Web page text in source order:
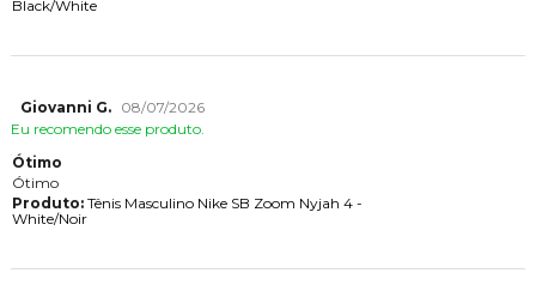
Black/White
Giovanni G.
08/07/2026
Eu recomendo esse produto.
Ótimo
Ótimo
Produto:Tênis Masculino Nike SB Zoom Nyjah 4 -
White/Noir